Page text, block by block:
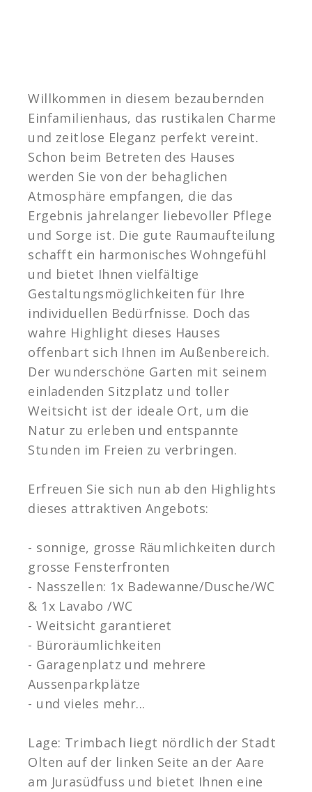
Willkommen in diesem bezaubernden
Einfamilienhaus, das rustikalen Charme
und zeitlose Eleganz perfekt vereint.
Schon beim Betreten des Hauses
werden Sie von der behaglichen
Atmosphäre empfangen, die das
Ergebnis jahrelanger liebevoller Pflege
und Sorge ist. Die gute Raumaufteilung
schafft ein harmonisches Wohngefühl
und bietet Ihnen vielfältige
Gestaltungsmöglichkeiten für Ihre
individuellen Bedürfnisse. Doch das
wahre Highlight dieses Hauses
offenbart sich Ihnen im Außenbereich.
Der wunderschöne Garten mit seinem
einladenden Sitzplatz und toller
Weitsicht ist der ideale Ort, um die
Natur zu erleben und entspannte
Stunden im Freien zu verbringen.
Erfreuen Sie sich nun ab den Highlights
dieses attraktiven Angebots:
- sonnige, grosse Räumlichkeiten durch
grosse Fensterfronten
- Nasszellen: 1x Badewanne/Dusche/WC
& 1x Lavabo /WC
- Weitsicht garantieret
- Büroräumlichkeiten
- Garagenplatz und mehrere
Aussenparkplätze
- und vieles mehr...
Lage: Trimbach liegt nördlich der Stadt
Olten auf der linken Seite an der Aare
am Jurasüdfuss und bietet Ihnen eine